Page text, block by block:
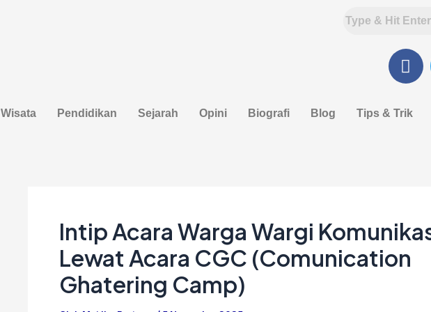
F
a
e
Wisata Pendidikan Sejarah Opini Biografi Blog Tips & Trik
Intip Acara Warga Wargi
Lewat Acara CGC (Comunication
Ghatering Camp)